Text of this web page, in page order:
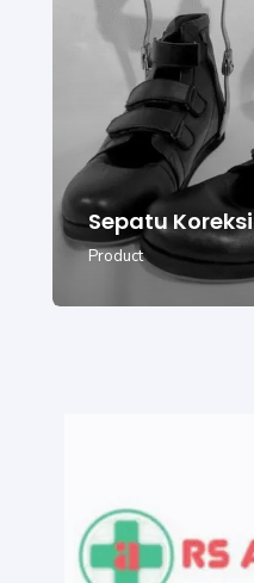
Sepatu Koreksi
Product